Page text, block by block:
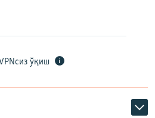
ўқиш